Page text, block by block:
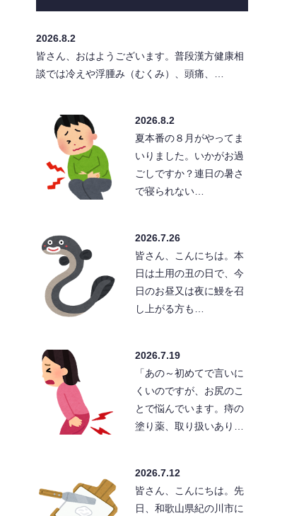
2026.8.2
皆さん、おはようございます。普段漢方健康相
談では冷えや浮腫み（むくみ）、頭痛、…
2026.8.2
夏本番の８月がやってま
いりました。いかがお過
ごしですか？連日の暑さ
で寝られない…
2026.7.26
皆さん、こんにちは。本
日は土用の丑の日で、今
日のお昼又は夜に鰻を召
し上がる方も…
2026.7.19
「あの～初めてで言いに
くいのですが、お尻のこ
とで悩んでいます。痔の
塗り薬、取り扱いあり…
2026.7.12
皆さん、こんにちは。先
日、和歌山県紀の川市に